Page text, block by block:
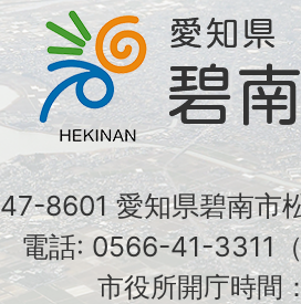
8601 愛知県碧南市
電話: 0566-41-3311
市役所開庁時間